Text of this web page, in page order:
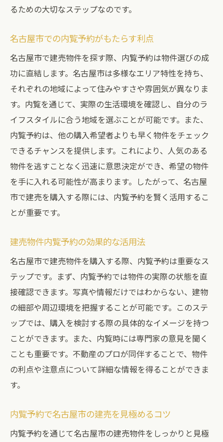
るための大切なステップなのです。
名古屋市での内覧予約がもたらす利点
名古屋市で建売物件を探す際、内覧予約は物件選びの成
功に直結します。名古屋市は多様なエリア特性を持ち、
それぞれの地域によって住みやすさや雰囲気が異なりま
す。内覧を通じて、実際の生活環境を確認し、自分のラ
イフスタイルに合う地域を選ぶことが可能です。また、
内覧予約は、他の購入希望者よりも早く物件をチェック
できるチャンスを提供します。これにより、人気のある
物件を逃すことなく迅速に意思決定ができ、希望の物件
を手に入れる可能性が高まります。したがって、名古屋
市で建売を購入する際には、内覧予約を賢く活用するこ
とが重要です。
建売物件内覧予約の効果的な活用法
名古屋市で建売物件を購入する際、内覧予約は重要なス
テップです。まず、内覧予約では物件の実際の状態を直
接確認できます。写真や情報だけではわからない、建物
の細部や周辺環境を把握することが可能です。このステ
ップでは、購入を検討する際の具体的なイメージを持つ
ことができます。また、内覧時には専門家の意見を聞く
ことも重要です。不動産のプロが同伴することで、物件
の利点や注意点について詳細な情報を得ることができま
す。
内覧予約で名古屋市の建売を見極めるコツ
内覧予約を通じて名古屋市の建売物件をしっかりと見極